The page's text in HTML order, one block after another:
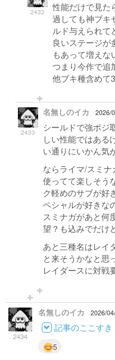
2432
性能だけで見た
過しても神ブキ
ルド与えられて
良いステージが
もあって増えな
つまり今作で追
他ブキ種含めて
2433
名無しのイカ 2026/
シールドで強ポジ
しい性能ではある
い通りにいかん気
ならライマ/スミ
使ってて楽しそう
ク軽めのサブが好
ペシャルが好きな
スミナガがあと何
望？も込みでだけ
あと三種名はレイ
と来そうかなと思
レイダースに対戦
2434
名無しのイカ 2026/
記事のここすき
5